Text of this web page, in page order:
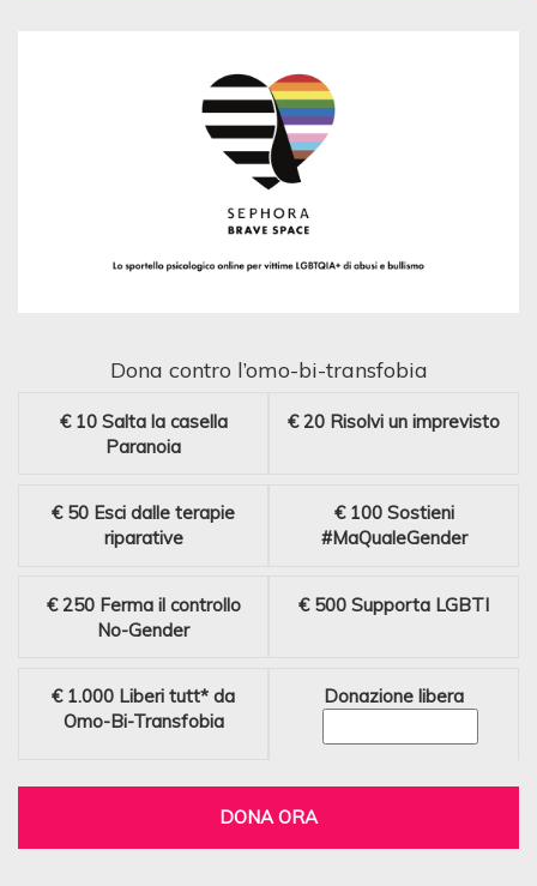
Dona contro l’omo-bi-transfobia
€ 10 Salta la casella
Paranoia
€ 20 Risolvi un imprevisto
€ 50 Esci dalle terapie
riparative
€ 100 Sostieni
#MaQualeGender
€ 250 Ferma il controllo
No-Gender
€ 500 Supporta LGBTI
€ 1.000 Liberi tutt* da
Omo-Bi-Transfobia
Donazione libera
DONA ORA